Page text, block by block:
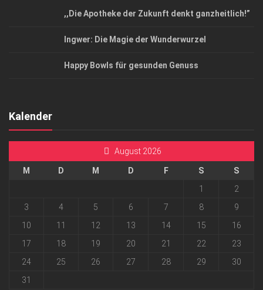
,,Die Apotheke der Zukunft denkt ganzheitlich!”
Ingwer: Die Magie der Wunderwurzel
Happy Bowls für gesunden Genuss
Kalender
August 2026
M D M D F S
S
1
2
3
4 5 6 7 8
9
10
11 12 13 14 15
16
17
18 19 20 21 22
23
24
25 26 27 28 29
30
31